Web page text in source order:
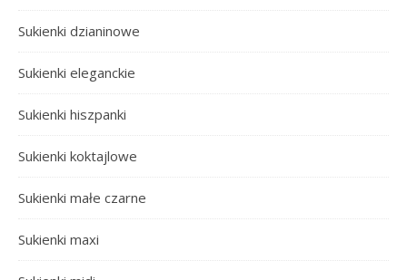
Sukienki dzianinowe
Sukienki eleganckie
Sukienki hiszpanki
Sukienki koktajlowe
Sukienki małe czarne
Sukienki maxi